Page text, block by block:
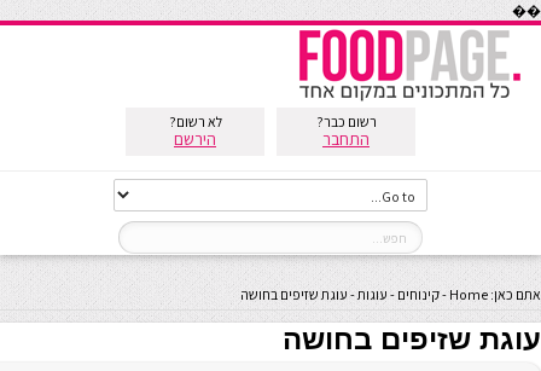
��
רשום כבר?
התחבר
לא רשום?
הירשם
אתם כאן: Home
-קינוחים - עוגות- עוגת שזיפים בחושה
עוגת שזיפים בחושה